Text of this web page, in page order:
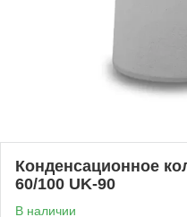
Конденсационное
60/100 UK-90
В наличии